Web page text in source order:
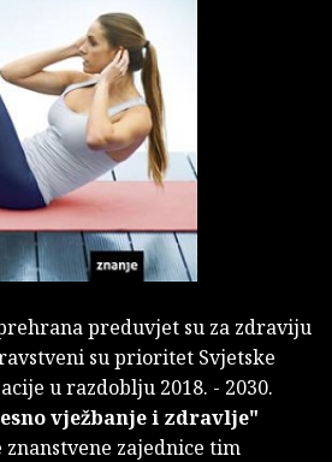
preduvjet su za zdraviju
su prioritet Svjetske
u razdoblju 2018. - 2030.
vježbanje i zdravlje"
zajednice tim